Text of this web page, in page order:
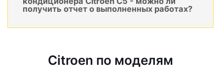
получить отчет о выполненных работах?
Citroen по моделям